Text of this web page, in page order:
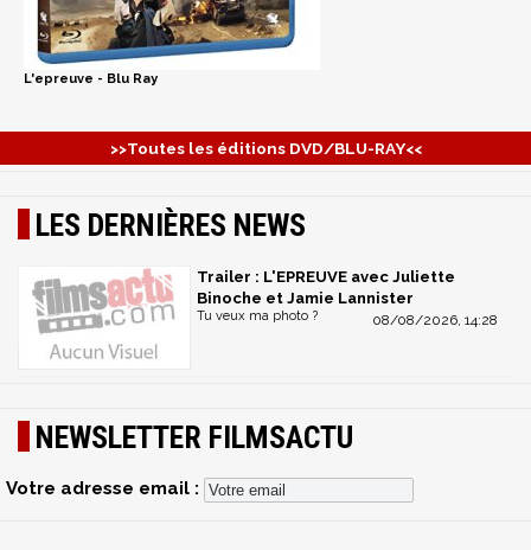
L'epreuve - Blu Ray
>>Toutes les éditions DVD/BLU-RAY<<
LES DERNIÈRES NEWS
Trailer : L'EPREUVE avec Juliette
Binoche et Jamie Lannister
08/08/2026, 14:28
Tu veux ma photo ?
NEWSLETTER FILMSACTU
Votre adresse email :